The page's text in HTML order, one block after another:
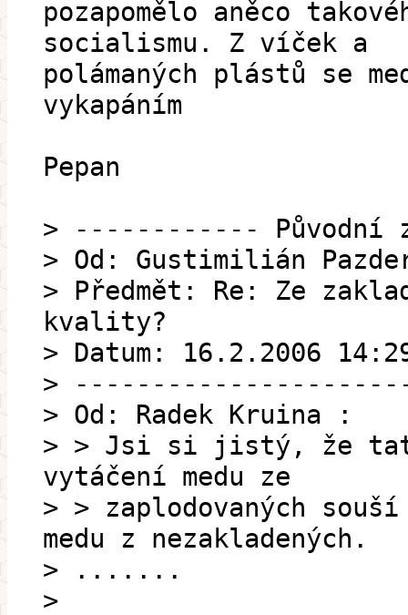
pozapomělo aněco
socialismu. Z víček a
polámaných plástů se
vykapáním
Pepan
> ------------ Původní
> Od: Gustimilián
> Předmět: Re: Ze
kvality?
> Datum: 16.2.2006
>
> Od: Radek Kruina :
> > Jsi si jistý, že tato
vytáčení medu ze
> > zaplodovaných
medu z nezakladených.
> .......
>